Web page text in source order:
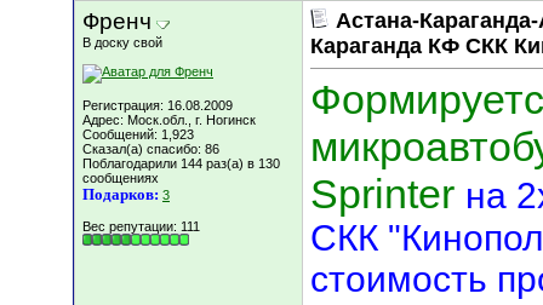
Френч
В доску свой
Регистрация: 16.08.2009
Адрес: Моск.обл., г. Ногинск
Сообщений: 1,923
Сказал(а) спасибо: 86
Поблагодарили 144 раз(а) в 130
сообщениях
Подарков: 3
Вес репутации: 111
Астана-
Караганда КФ СКК
Sprinter на
СКК
стоимость